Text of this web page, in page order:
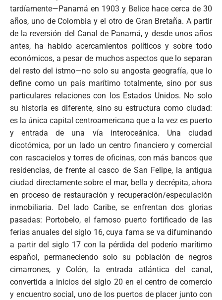
tardíamente—Panamá en 1903 y Belice hace cerca de 30
años, uno de Colombia y el otro de Gran Bretaña. A partir
de la reversión del Canal de Panamá, y desde unos años
antes, ha habido acercamientos políticos y sobre todo
económicos, a pesar de muchos aspectos que lo separan
del resto del istmo—no solo su angosta geografía, que lo
define como un país marítimo totalmente, sino por sus
particulares relaciones con los Estados Unidos. No solo
su historia es diferente, sino su estructura como ciudad:
es la única capital centroamericana que a la vez es puerto
y entrada de una vía interoceánica. Una ciudad
dicotómica, por un lado un centro financiero y comercial
con rascacielos y torres de oficinas, con más bancos que
residencias, de frente al casco de San Felipe, la antigua
ciudad directamente sobre el mar, bella y decrépita, ahora
en proceso de restauración y recuperación/especulación
inmobiliaria. Del lado Caribe, se enfrentan dos glorias
pasadas: Portobelo, el famoso puerto fortificado de las
ferias anuales del siglo 16, cuya fama se va difuminando
a partir del siglo 17 con la pérdida del poderío marítimo
español, permaneciendo solo su población de negros
cimarrones, y Colón, la entrada atlántica del canal,
convertida a inicios del siglo 20 en el centro de comercio
y encuentro social, uno de los puertos de placer junto con